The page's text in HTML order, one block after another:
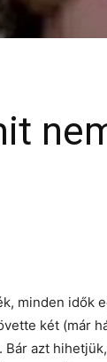
minden idők
két (már
azt